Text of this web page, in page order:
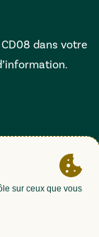
dans votre
(98,51%)